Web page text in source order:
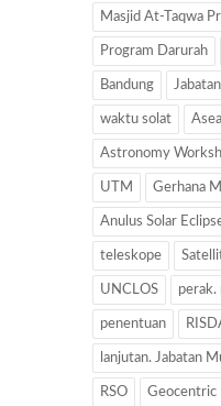
Masjid At-Taqwa
Program Darurah
Bandung
waktu solat
Astronomy
UTM Gerhana
Anulus Solar
teleskope
UNCLOS
penentuan
lanjutan. Jabatan
RSO Geocentric